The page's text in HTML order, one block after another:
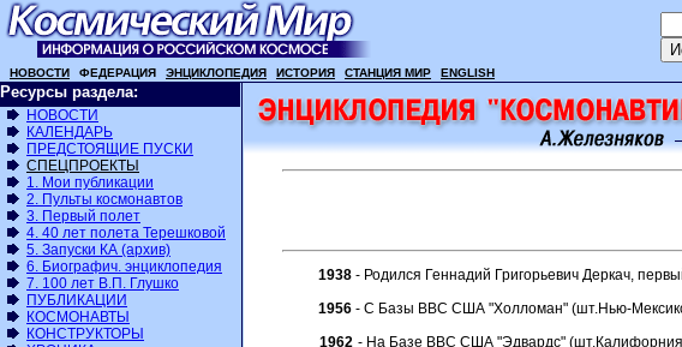
НОВОСТИ ФЕДЕРАЦИЯ ЭНЦИКЛОПЕДИЯ ИСТОРИЯ СТАНЦИЯ МИР ENGLISH
Ресурсы раздела:
НОВОСТИ
КАЛЕНДАРЬ
ПРЕДСТОЯЩИЕ ПУСКИ
СПЕЦПРОЕКТЫ
1. Мои публикации
2. Пульты космонавтов
3. Первый полет
4. 40 лет полета Терешковой
5. Запуски КА (архив)
6. Биографич. энциклопедия
7. 100 лет В.П. Глушко
ПУБЛИКАЦИИ
КОСМОНАВТЫ
КОНСТРУКТОРЫ
1938 - Родился Геннадий Григорьевич Деркач,
1956 - С Базы ВВС США "Холломан" (шт.Нью-Мексико,
1962 - На Базе ВВС США "Эдвардс" (шт.Калифорния,